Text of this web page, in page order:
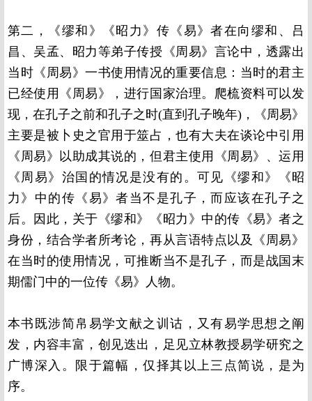
第二，《缪和》《昭力》传《易》者在向缪和、吕
昌、吴孟、昭力等弟子传授《周易》言论中，透露出
当时《周易》一书使用情况的重要信息：当时的君主
已经使用《周易》，进行国家治理。爬梳资料可以发
现，在孔子之前和孔子之时(直到孔子晚年)，《周易》
主要是被卜史之官用于筮占，也有大夫在谈论中引用
《周易》以助成其说的，但君主使用《周易》、运用
《周易》治国的情况是没有的。可见《缪和》《昭
力》中的传《易》者当不是孔子，而应该在孔子之
后。因此，关于《缪和》《昭力》中的传《易》者之
身份，结合学者所考论，再从言语特点以及《周易》
在当时的使用情况，可推断当不是孔子，而是战国末
期儒门中的一位传《易》人物。
本书既涉简帛易学文献之训诂，又有易学思想之阐
发，内容丰富，创见迭出，足见立林教授易学研究之
广博深入。限于篇幅，仅择其以上三点简说，是为
序。